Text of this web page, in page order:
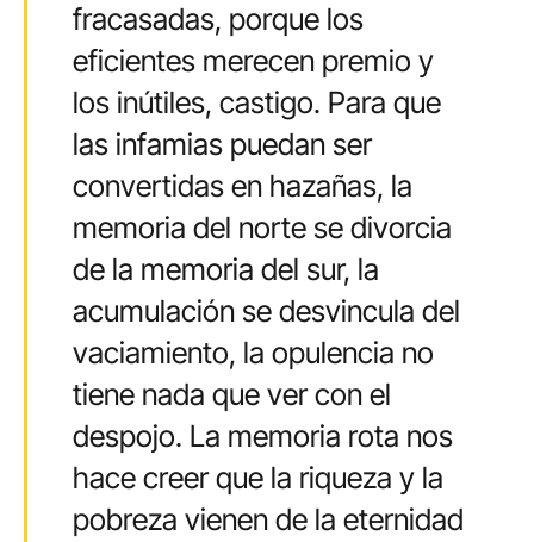
fracasadas, porque los
eficientes merecen premio y
los inútiles, castigo. Para que
las infamias puedan ser
convertidas en hazañas, la
memoria del norte se divorcia
de la memoria del sur, la
acumulación se desvincula del
vaciamiento, la opulencia no
tiene nada que ver con el
despojo. La memoria rota nos
hace creer que la riqueza y la
pobreza vienen de la eternidad